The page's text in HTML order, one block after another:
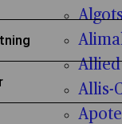
Allied
Allis-
av
av
av